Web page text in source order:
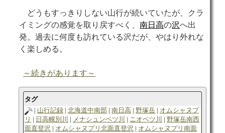
どうもすっきりしない山行が続いていたが、クラ
イミングの感覚を取り戻すべく、南日高の沢へ出
発。過去に何度も訪れている沢だが、やはり外れな
く楽しめる。
～続きがあります～
タグ
山行記録
北海道中南部 南日高 野塚岳
オムシャヌプ
リ
日高幌別川 メナシュンベツ川 ニオベツ川
野塚岳南西
面直登沢
オムシャヌプリ北面直登沢
オムシャヌプリ南面